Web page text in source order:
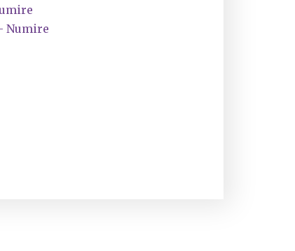
Numire